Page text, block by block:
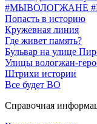
#МЫВОЛОГЖАНЕ
Попасть в историю
Кружевная линия
Где живет память?
Бульвар на улице
Улицы вологжан-
Штрихи истории
Все будет ВО
Справочная